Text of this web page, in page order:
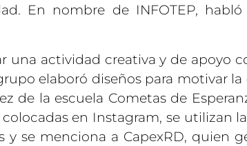
En nombre de INFOTEP,
una actividad creativa y de apoyo
elaboró diseños para motivar
de la escuela Cometas de
en Instagram, se utilizan
se menciona a CapexRD, quien